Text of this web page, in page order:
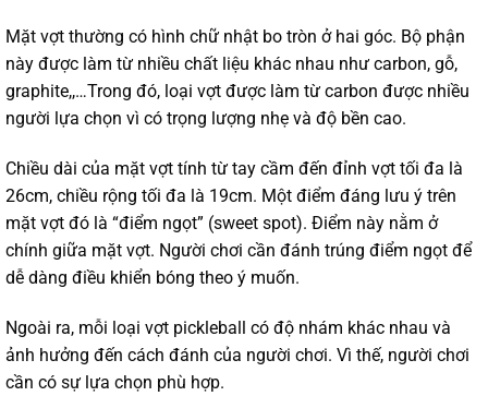
Mặt vợt thường có hình chữ nhật bo tròn ở hai góc. Bộ phận
này được làm từ nhiều chất liệu khác nhau như carbon, gỗ,
graphite,,…Trong đó, loại vợt được làm từ carbon được nhiều
người lựa chọn vì có trọng lượng nhẹ và độ bền cao.
Chiều dài của mặt vợt tính từ tay cầm đến đỉnh vợt tối đa là
26cm, chiều rộng tối đa là 19cm. Một điểm đáng lưu ý trên
mặt vợt đó là “điểm ngọt” (sweet spot). Điểm này nằm ở
chính giữa mặt vợt. Người chơi cần đánh trúng điểm ngọt để
dễ dàng điều khiển bóng theo ý muốn.
Ngoài ra, mỗi loại vợt pickleball có độ nhám khác nhau và
ảnh hưởng đến cách đánh của người chơi. Vì thế, người chơi
cần có sự lựa chọn phù hợp.